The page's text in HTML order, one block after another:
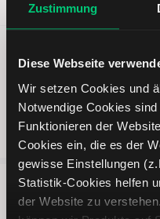
Zustimmung
Diese Webseite
Wir setzen Cookies und
Notwendige Cookies
Funktionieren der
Cookies ein, die es der
gewisse Einstellungen
Statistik-Cookies helfen
der Website zu